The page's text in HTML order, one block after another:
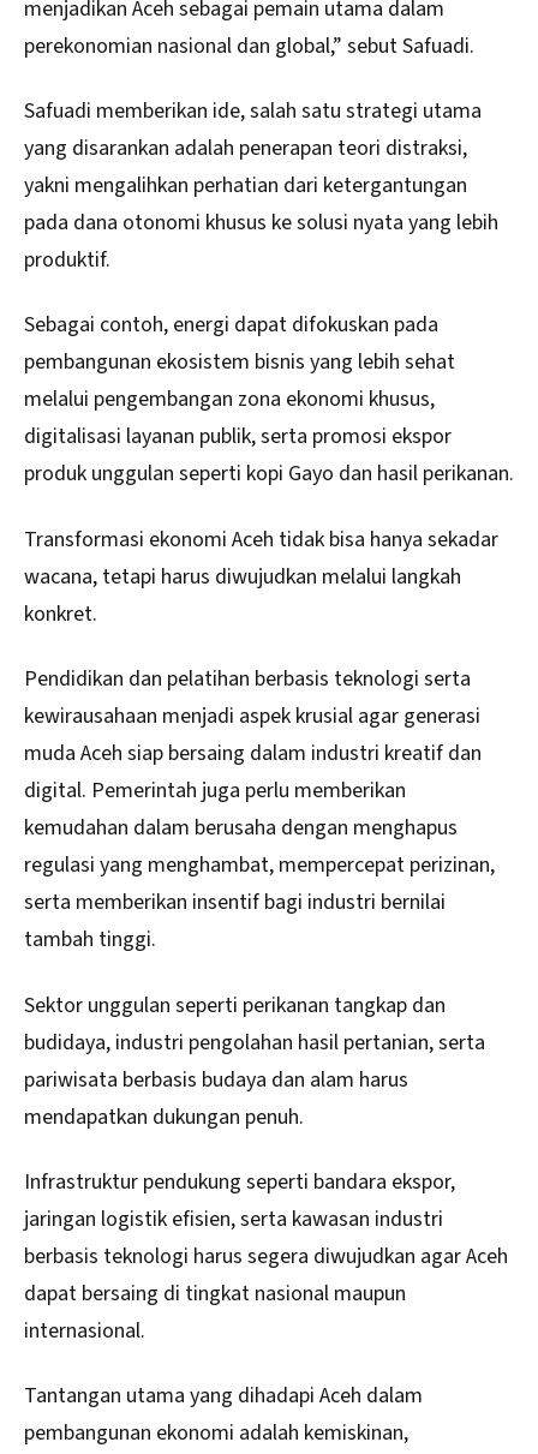
menjadikan Aceh sebagai pemain utama dalam
perekonomian nasional dan global,” sebut Safuadi.
Safuadi memberikan ide, salah satu strategi utama
yang disarankan adalah penerapan teori distraksi,
yakni mengalihkan perhatian dari ketergantungan
pada dana otonomi khusus ke solusi nyata yang lebih
produktif.
Sebagai contoh, energi dapat difokuskan pada
pembangunan ekosistem bisnis yang lebih sehat
melalui pengembangan zona ekonomi khusus,
digitalisasi layanan publik, serta promosi ekspor
produk unggulan seperti kopi Gayo dan hasil perikanan.
Transformasi ekonomi Aceh tidak bisa hanya sekadar
wacana, tetapi harus diwujudkan melalui langkah
konkret.
Pendidikan dan pelatihan berbasis teknologi serta
kewirausahaan menjadi aspek krusial agar generasi
muda Aceh siap bersaing dalam industri kreatif dan
digital. Pemerintah juga perlu memberikan
kemudahan dalam berusaha dengan menghapus
regulasi yang menghambat, mempercepat perizinan,
serta memberikan insentif bagi industri bernilai
tambah tinggi.
Sektor unggulan seperti perikanan tangkap dan
budidaya, industri pengolahan hasil pertanian, serta
pariwisata berbasis budaya dan alam harus
mendapatkan dukungan penuh.
Infrastruktur pendukung seperti bandara ekspor,
jaringan logistik efisien, serta kawasan industri
berbasis teknologi harus segera diwujudkan agar Aceh
dapat bersaing di tingkat nasional maupun
internasional.
Tantangan utama yang dihadapi Aceh dalam
pembangunan ekonomi adalah kemiskinan,